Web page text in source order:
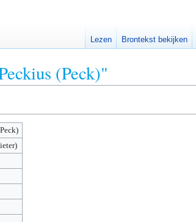
(Peck)"
Lezen Brontekst bekijken